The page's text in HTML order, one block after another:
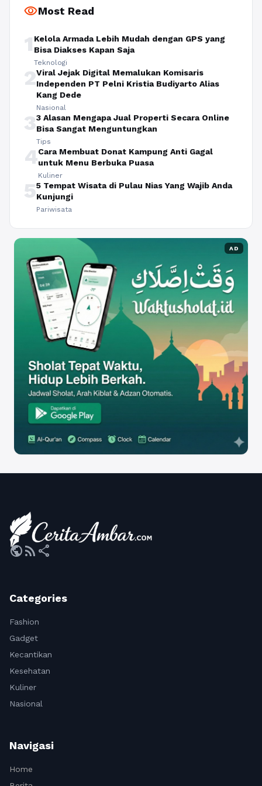
visibilityMost Read
1 Kelola Armada Lebih Mudah dengan GPS yang
Bisa Diakses Kapan Saja
Teknologi
2Viral Jejak Digital Memalukan Komisaris
Independen PT Pelni Kristia Budiyarto Alias
Kang Dede
Nasional
33 Alasan Mengapa Jual Properti Secara Online
Bisa Sangat Menguntungkan
Tips
4Cara Membuat Donat Kampung Anti Gagal
untuk Menu Berbuka Puasa
Kuliner
55 Tempat Wisata di Pulau Nias Yang Wajib Anda
Kunjungi
Pariwisata
AD
publicrss_feed share
Categories
Fashion
Gadget
Kecantikan
Kesehatan
Kuliner
Nasional
Navigasi
Home